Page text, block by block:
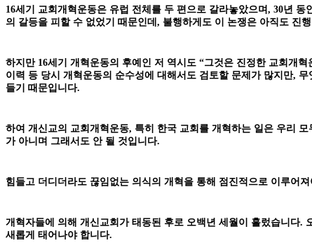
16세기 교회개혁운동은 유럽 전체를 두 편으로 갈라놓았으며, 30년
의 갈등을 피할 수 없었기 때문인데, 불행하게도 이 논쟁은 아직도 진
하지만 16세기 개혁운동의 후예인 저 역시도 “그것은 진정한 교회개
이력 등 당시 개혁운동의 순수성에 대해서도 검토할 문제가 많지만,
들기 때문입니다.
하여 개신교의 교회개혁운동, 특히 한국 교회를 개혁하는 일은 우리
가 아니며 그래서도 안 될 것입니다.
힘들고 더디더라도 끊임없는 의식의 개혁을 통해 점진적으로 이루어져
개혁자들에 의해 개신교회가 태동된 후로 오백년 세월이 흘렀습니다.
새롭게 태어나야 합니다.